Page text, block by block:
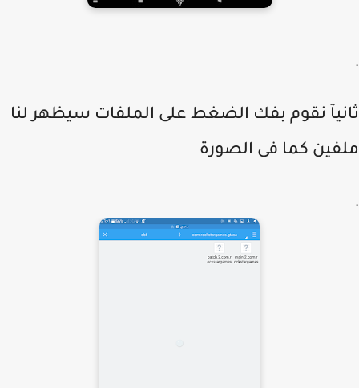
نقوم بفك الضغط على الملفات سيظهر لنا
كما فى الصورة